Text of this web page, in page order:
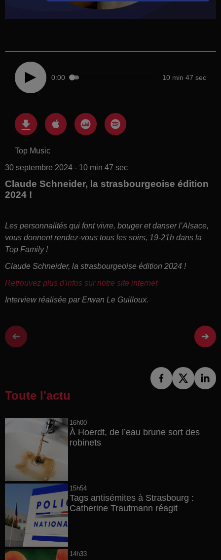
0:00 10 min 47 sec
Top Music
30 septembre 2024 - 10 min 47 sec
Claude Schneider, la strasbourgeoise édition
2024 !
Les personnalités qui font vivre, bouger et danser l’Alsace,
vous donnent rendez-vous tous les soirs, 19-21h dans la
Top Family !
Claude Schneider, la strasbourgeoise édition 2024 !
Retrouvez plus d'infos sur notre site internet
Interview réalisée par Erwan Le Guilloux.
Toute l'actu
16h00
À Hoerdt, de l’eau brune sort des
robinets
15h54
Tags antisémites à Strasbourg :
Catherine Trautmann réagit
14h33